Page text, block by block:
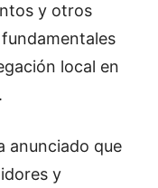
y otros
local en
anunciado que
y